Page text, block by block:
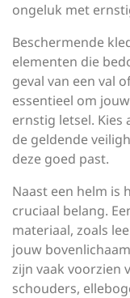
ongeluk met
Beschermende
elementen die
geval van een val
essentieel om
ernstig letsel. Kies
de geldende
deze goed past.
Naast een helm is
cruciaal belang.
materiaal, zoals
jouw
zijn vaak voorzien
schouders,